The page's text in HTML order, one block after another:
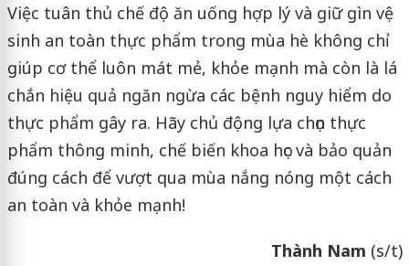
Việc tuân thủ chế độ ăn uống hợp lý và giữ gìn vệ
sinh an toàn thực phẩm trong mùa hè không chỉ
giúp cơ thể luôn mát mẻ, khỏe mạnh mà còn là lá
chắn hiệu quả ngăn ngừa các bệnh nguy hiểm do
thực phẩm gây ra. Hãy chủ động lựa chọn thực
phẩm thông minh, chế biến khoa học và bảo quản
đúng cách để vượt qua mùa nắng nóng một cách
an toàn và khỏe mạnh!
Thành Nam (s/t)